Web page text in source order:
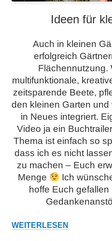
Ideen für
Auch in kleinen
erfolgreich
Flächennutzung.
multifunktionale,
zeitsparende Beete,
den kleinen Garten
in Neues integriert.
Video ja ein
Thema ist einfach so
dass ich es nicht
zu machen – Euch
Menge
Ich
hoffe Euch
VIDEO:
WEITERLESEN